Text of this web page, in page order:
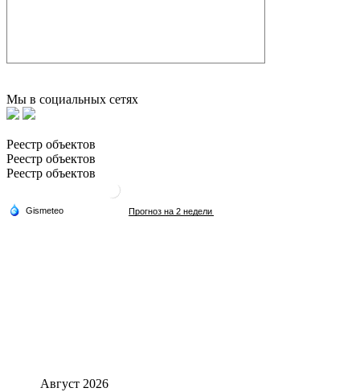
Мы в социальных сетях
Реестр объектов
Реестр объектов
Реестр объектов
Август 2026